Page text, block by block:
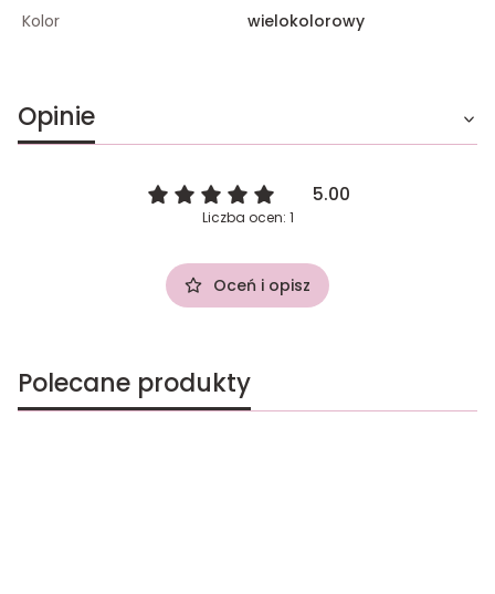
Kolor
wielokolorowy
Opinie
5.00
Liczba ocen: 1
Oceń i opisz
Polecane produkty